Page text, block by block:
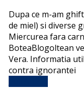
Dupa ce m-am
de miel) si diverse
Miercurea fara
BoteaBlogoltean
Vera. Informatia
contra ignorantei